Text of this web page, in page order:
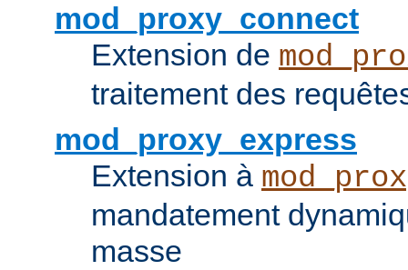
mod_proxy_connect
Extension de
traitement des
mod_proxy_express
Extension à
mandatement
masse